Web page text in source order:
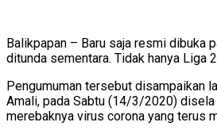
Balikpapan – Baru saja resmi dibuka
ditunda sementara. Tidak hanya Liga
Pengumuman tersebut disampaikan
Amali, pada Sabtu (14/3/2020)
merebaknya virus corona yang terus